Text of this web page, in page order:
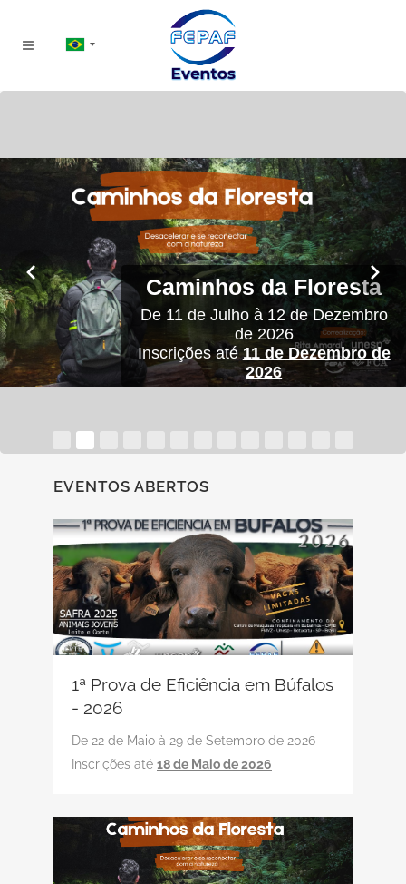
Caminhos da Floresta
De 11 de Julho à 12 de Dezembro
de 2026
Inscrições até11 de Dezembro de
2026
EVENTOS ABERTOS
1ª Prova de Eficiência em Búfalos
- 2026
De 22 de Maio à 29 de Setembro de 2026
Inscrições até 18 de Maio de 2026